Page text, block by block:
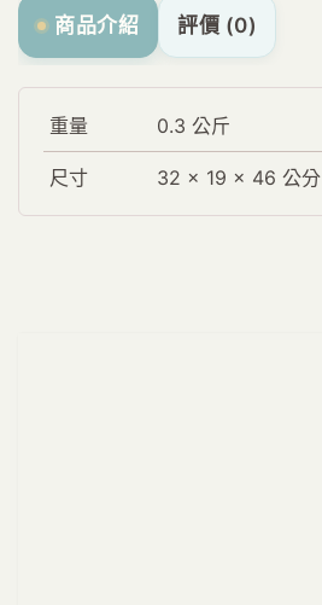
FacebookWhatsApp
商品介紹 評價 (0)
重量 0.3 公斤
尺寸 32 × 19 × 46 公分